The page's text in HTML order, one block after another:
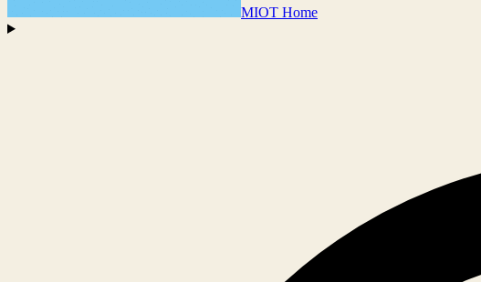
MIOT Home